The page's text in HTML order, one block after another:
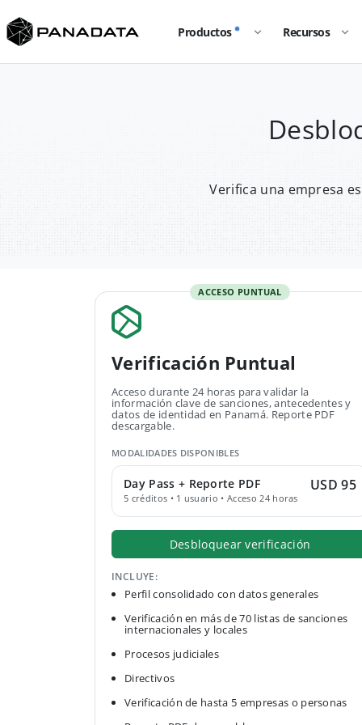
Productos Recursos
Verifica una empresa
ACCESO PUNTUAL
Verificación Puntual
Acceso durante 24 horas para validar la
información clave de sanciones, antecedentes y
datos de identidad en Panamá. Reporte PDF
descargable.
MODALIDADES DISPONIBLES
Day Pass + Reporte PDF
5 créditos • 1 usuario • Acceso 24 horas
USD 95
Desbloquear verificación
INCLUYE:
Perfil consolidado con datos generales
Verificación en más de 70 listas de sanciones
internacionales y locales
Procesos judiciales
Directivos
Verificación de hasta 5 empresas o personas